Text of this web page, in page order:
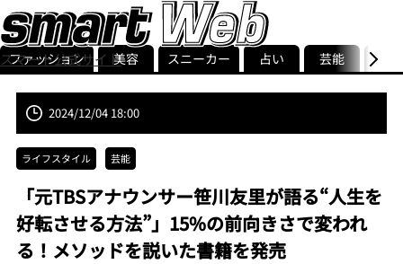
スマート公式サイト
smart最新号
記事一覧ランキング
ストリ
ファッション 美容 スニーカー 占い 芸能 グル
2024/12/04 18:00
ライフスタイル 芸能
「元TBSアナウンサー笹川友里が語る“人生を
好転させる方法”」15%の前向きさで変われ
る！メソッドを説いた書籍を発売